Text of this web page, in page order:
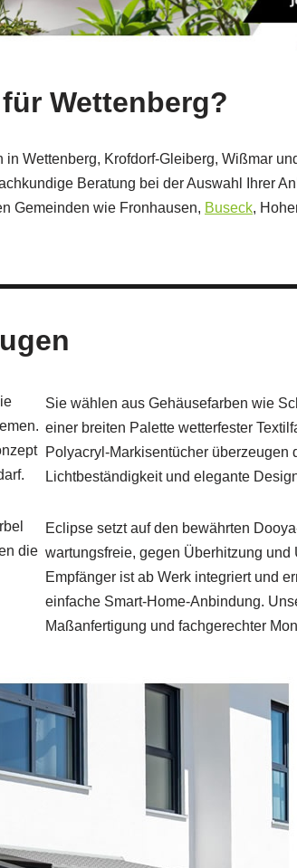
Wettenberg?
Wettenberg, Krofdorf-Gleiberg, Wißmar
Beratung bei der Auswahl Ihrer
Gemeinden wie Fronhausen, Buseck,
die
Sie wählen aus Gehäusefarben wie
einer breiten Palette wetterfester
Polyacryl‑Markisentücher
Lichtbeständigkeit und elegante
Eclipse setzt auf den bewährten
wartungsfreie, gegen Überhitzung
Empfänger ist ab Werk integriert und
einfache Smart‑Home‑Anbindung.
Maßanfertigung und fachgerechter